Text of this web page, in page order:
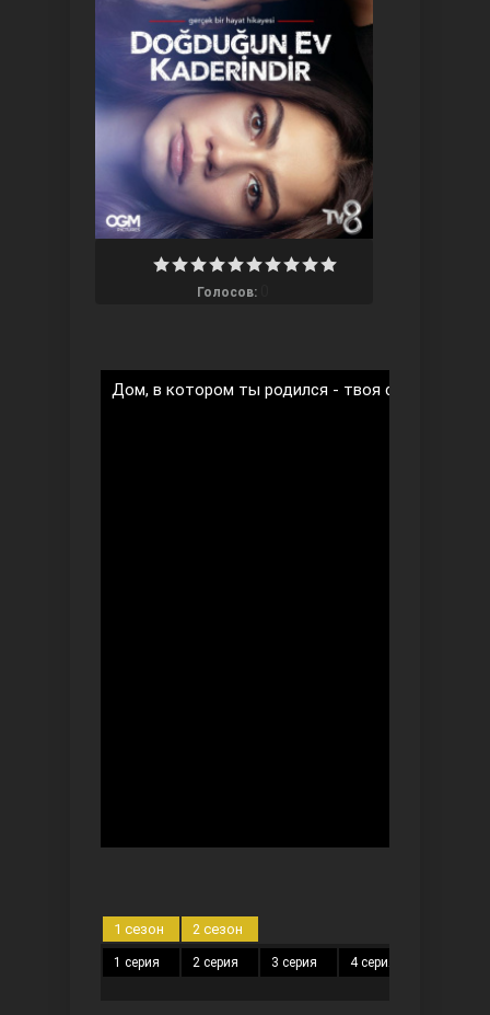
Воскресший Эртугрул
Три сестры
Голосов:
Дом, в котором ты родился - твоя судьба 2
1 сезон 2 сезон
1 серия 2 серия 3 серия 4 серия